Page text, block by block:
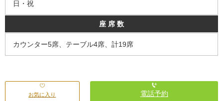
日・祝
座 席 数
カウンター5席、テーブル4席、計19席
お気に入り 電話予約